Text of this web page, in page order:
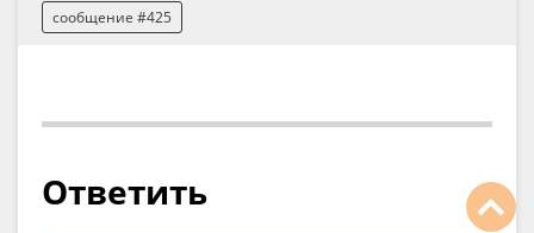
сообщение #425
Ответить